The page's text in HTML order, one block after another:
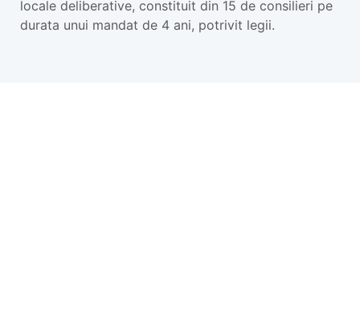
locale deliberative, constituit din 15 de consilieri pe
durata unui mandat de 4 ani, potrivit legii.